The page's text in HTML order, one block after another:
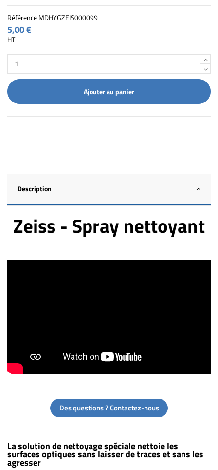
RéférenceMDHYGZEIS000099
5,00 €
HT
Ajouter au panier
Description
Zeiss - Spray nettoyant
Des questions ? Contactez-nous
La solution de nettoyage spéciale nettoie les
surfaces optiques sans laisser de traces et sans les
agresser